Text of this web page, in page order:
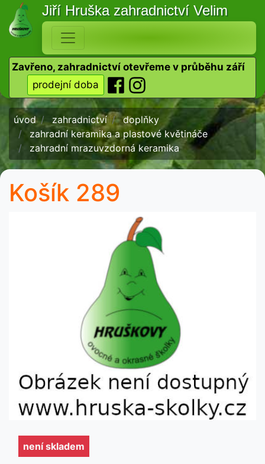
Jiří Hruška zahradnictví Velim
Zavřeno, zahradnictví otevřeme v průběhu září
prodejní doba
úvod zahradnictví
doplňky
zahradní keramika a plastové květináče
zahradní mrazuvzdorná keramika
Košík 289
není skladem